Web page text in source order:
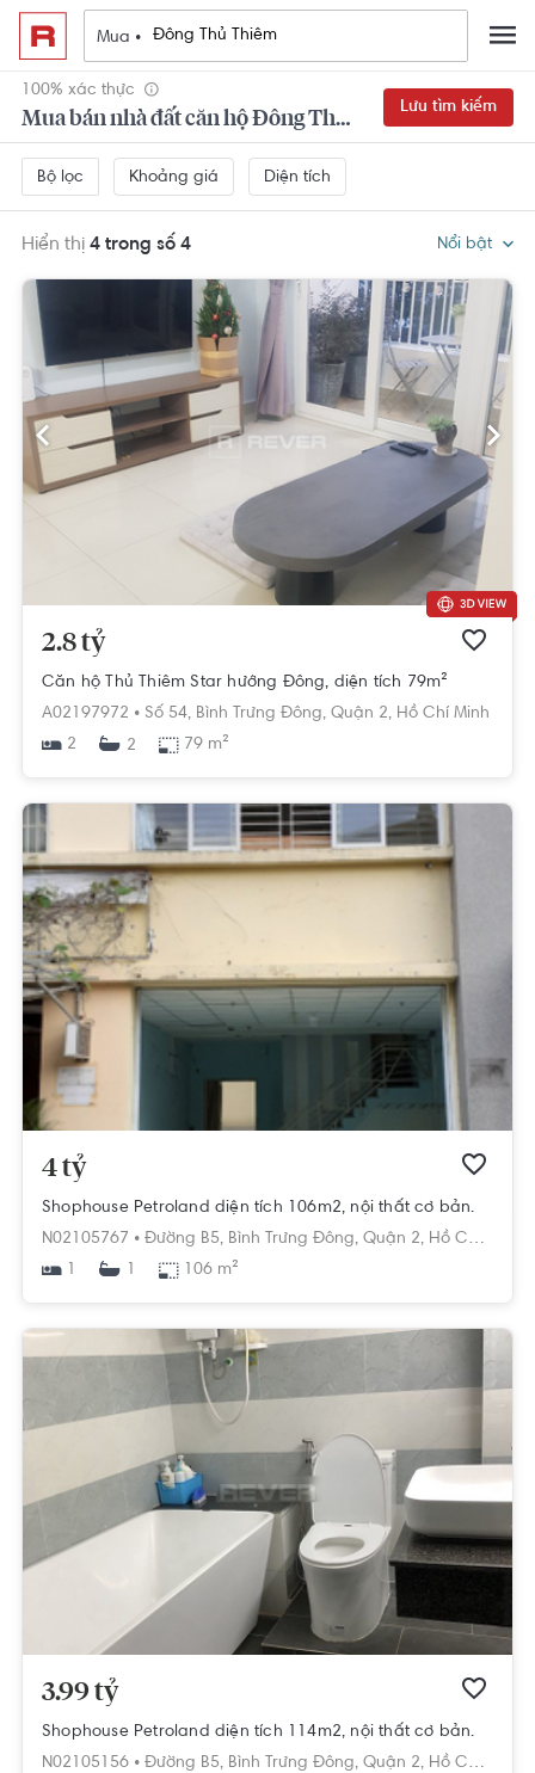
Mua •
100% xác thực
Mua bán nhà đất căn hộ Đông Thủ Thiêm
Lưu tìm kiếm
Bộ lọc Khoảng giá Diện tích
Hiển thị 4 trong số 4 Nổi bật
2.8 tỷ
Căn hộ Thủ Thiêm Star hướng Đông, diện tích 79m²
A02197972 • Số 54, Bình Trưng Đông, Quận 2, Hồ Chí Minh
2
2 79 m²
4 tỷ
Shophouse Petroland diện tích 106m2, nội thất cơ bản.
N02105767 • Đường B5, Bình Trưng Đông, Quận 2, Hồ Chí Minh
1 106 m²
3.99 tỷ
Shophouse Petroland diện tích 114m2, nội thất cơ bản.
N02105156 • Đường B5, Bình Trưng Đông, Quận 2, Hồ Chí Minh